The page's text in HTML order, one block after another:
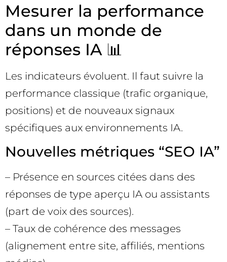
Mesurer la performance
dans un monde de
réponses IA 📊
Les indicateurs évoluent. Il faut suivre la
performance classique (trafic organique,
positions) et de nouveaux signaux
spécifiques aux environnements IA.
Nouvelles métriques “SEO IA”
– Présence en sources citées dans des
réponses de type aperçu IA ou assistants
(part de voix des sources).
– Taux de cohérence des messages
(alignement entre site, affiliés, mentions